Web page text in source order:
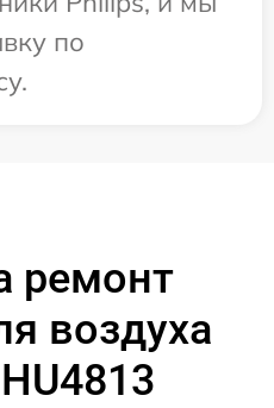
по
ремонт
воздуха